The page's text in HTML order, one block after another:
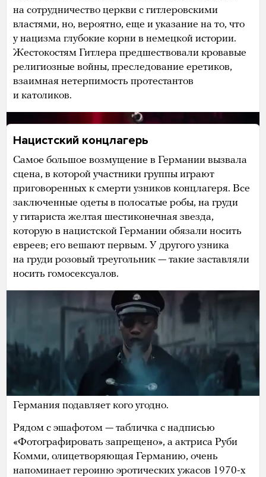
на сотрудничество церкви с гитлеровскими
властями, но, вероятно, еще и указание на то, что
у нацизма глубокие корни в немецкой истории.
Жестокостям Гитлера предшествовали кровавые
религиозные войны, преследование еретиков,
взаимная нетерпимость протестантов
и католиков.
Нацистский концлагерь
Самое большое возмущение в Германии вызвала
сцена, в которой участники группы играют
приговоренных к смерти узников концлагеря. Все
заключенные одеты в полосатые робы, на груди
у гитариста желтая шестиконечная звезда,
которую в нацистской Германии обязали носить
евреев; его вешают первым. У другого узника
на груди розовый треугольник — такие заставляли
носить гомосексуалов.
В начале сцены Линдеманн поет, глядя в камеру:
«Deutschland über allen» («Германия превыше
всех») — это отсылка к строке из старого
немецкого гимна «Deutschland über alles»
(«Германия превыше всего»), которая после
войны стала восприниматься как нацистский
слоган. Здесь Rammstein, похоже, поют о том, что
Германия подавляет кого угодно.
Рядом с эшафотом — табличка с надписью
«Фотографировать запрещено», а актриса Руби
Комми, олицетворяющая Германию, очень
напоминает героиню эротических ужасов 1970-х